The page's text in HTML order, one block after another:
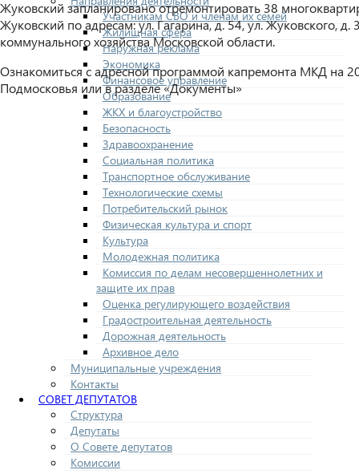
Участникам СВО и членам их семей
Жилищная сфера
Наружная реклама
Экономика
Финансовое управление
Образование
ЖКХ и благоустройство
Безопасность
Здравоохранение
Социальная политика
Транспортное обслуживание
Технологические схемы
Потребительский рынок
Физическая культура и спорт
Культура
Молодежная политика
Комиссия по делам несовершеннолетних и
защите их прав
Оценка регулирующего воздействия
Градостроительная деятельность
Дорожная деятельность
Архивное дело
Муниципальные учреждения
Контакты
СОВЕТ ДЕПУТАТОВ
Структура
Депутаты
О Совете депутатов
Комиссии
Жуковский запланировано отремонтировать 38
Жуковский по адресам: ул. Гагарина, д. 54, ул.
коммунального хозяйства Московской области.
Ознакомиться с адресной программой капремонта МКД на
Подмосковья или в разделе «Документы»